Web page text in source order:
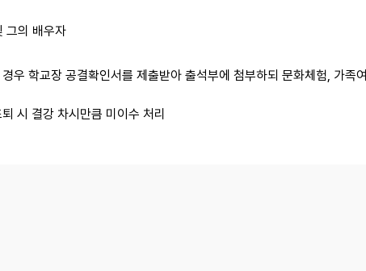
그의 배우자
우 학교장 공결확인서를 제출받아 출석부에 첨부하되 문화체험, 가족
시 결강 차시만큼 미이수 처리